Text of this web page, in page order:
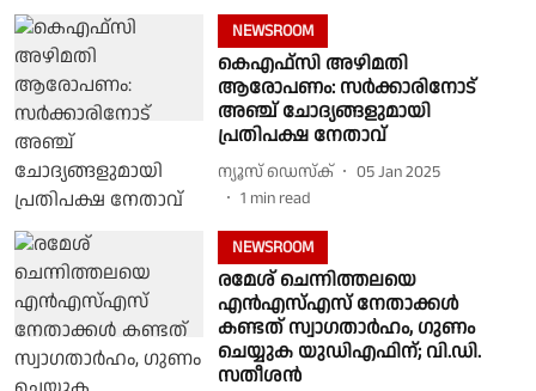
NEWSROOM
കെഎഫ്‌സി അഴിമതി
ആരോപണം: സർക്കാരിനോട്
അഞ്ച് ചോദ്യങ്ങളുമായി
പ്രതിപക്ഷ നേതാവ്
ന്യൂസ് ഡെസ്ക്
05 Jan 2025
1 min read
NEWSROOM
രമേശ് ചെന്നിത്തലയെ
എൻഎസ്എസ് നേതാക്കൾ
കണ്ടത് സ്വാഗതാർഹം, ഗുണം
ചെയ്യുക യുഡിഎഫിന്; വി.ഡി.
സതീശൻ